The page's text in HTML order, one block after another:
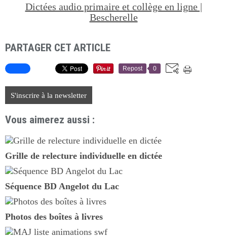
Dictées audio primaire et collège en ligne |
Bescherelle
PARTAGER CET ARTICLE
Repost 0
S'inscrire à la newsletter
Vous aimerez aussi :
Grille de relecture individuelle en dictée
Séquence BD Angelot du Lac
Photos des boîtes à livres